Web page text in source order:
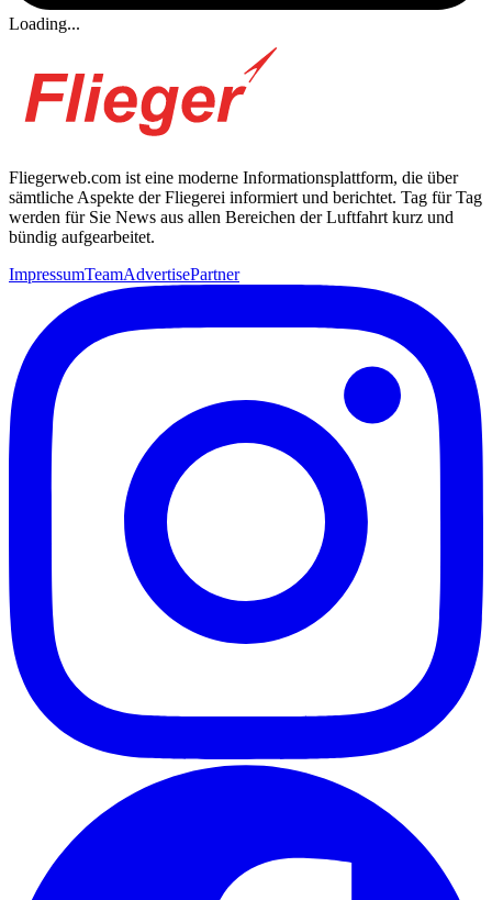
Loading...
Fliegerweb.com ist eine moderne Informationsplattform, die über
sämtliche Aspekte der Fliegerei informiert und berichtet. Tag für Tag
werden für Sie News aus allen Bereichen der Luftfahrt kurz und
bündig aufgearbeitet.
ImpressumTeamAdvertisePartner